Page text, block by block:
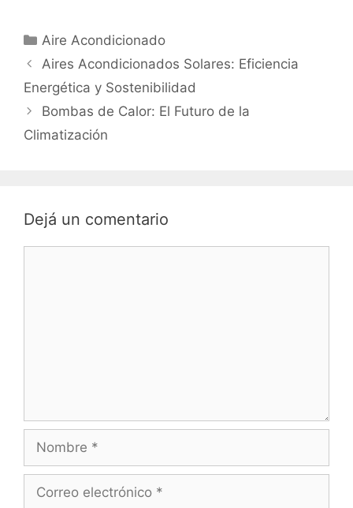
Categorías
Aire Acondicionado
Aires Acondicionados Solares: Eficiencia
Energética y Sostenibilidad
Bombas de Calor: El Futuro de la
Climatización
Dejá un comentario
Nombre
Correo